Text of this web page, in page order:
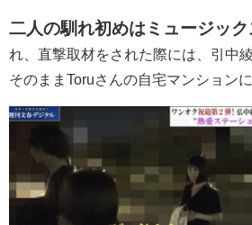
二人の馴れ初めはミュージッ
れ、直撃取材をされた際には、引中
そのままToruさんの自宅マンション